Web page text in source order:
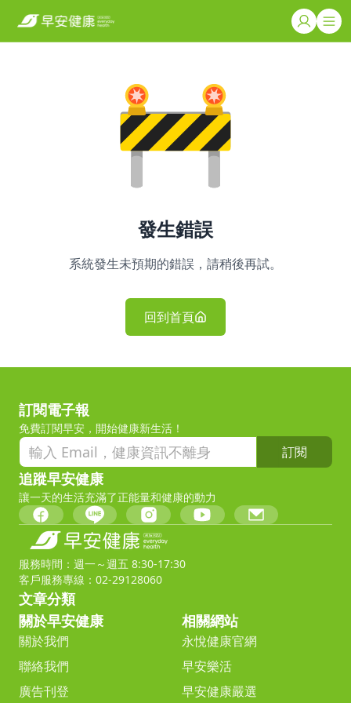
發生錯誤
系統發生未預期的錯誤，請稍後再試。
回到首頁
訂閱電子報
免費訂閱早安，開始健康新生活！
訂閱
追蹤早安健康
讓一天的生活充滿了正能量和健康的動力
服務時間：週一～週五 8:30-17:30
客戶服務專線：02-29128060
文章分類
關於早安健康
關於我們
聯絡我們
廣告刊登
相關網站
永悅健康官網
早安樂活
早安健康嚴選